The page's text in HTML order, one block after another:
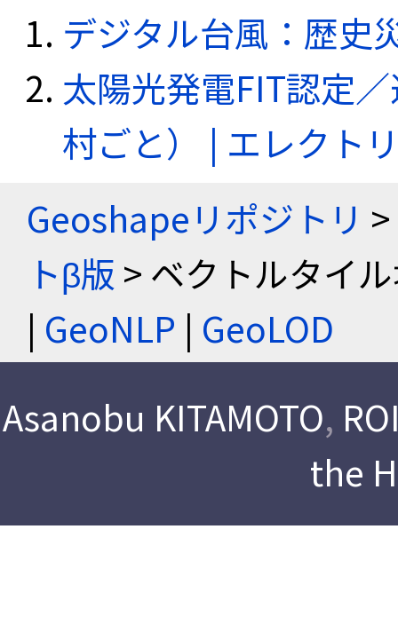
デジタル台風：歴史
太陽光発電FIT認定
村ごと） | エレクト
Geoshapeリポジトリ >
トβ版 > ベクトルタイ
| GeoNLP | GeoLOD
Asanobu KITAMOTO,
the